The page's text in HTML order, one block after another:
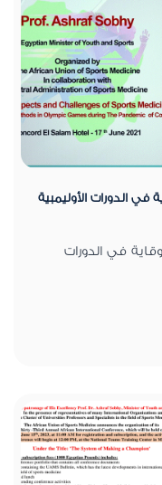
الدورات الأوليمبية
في الدورات